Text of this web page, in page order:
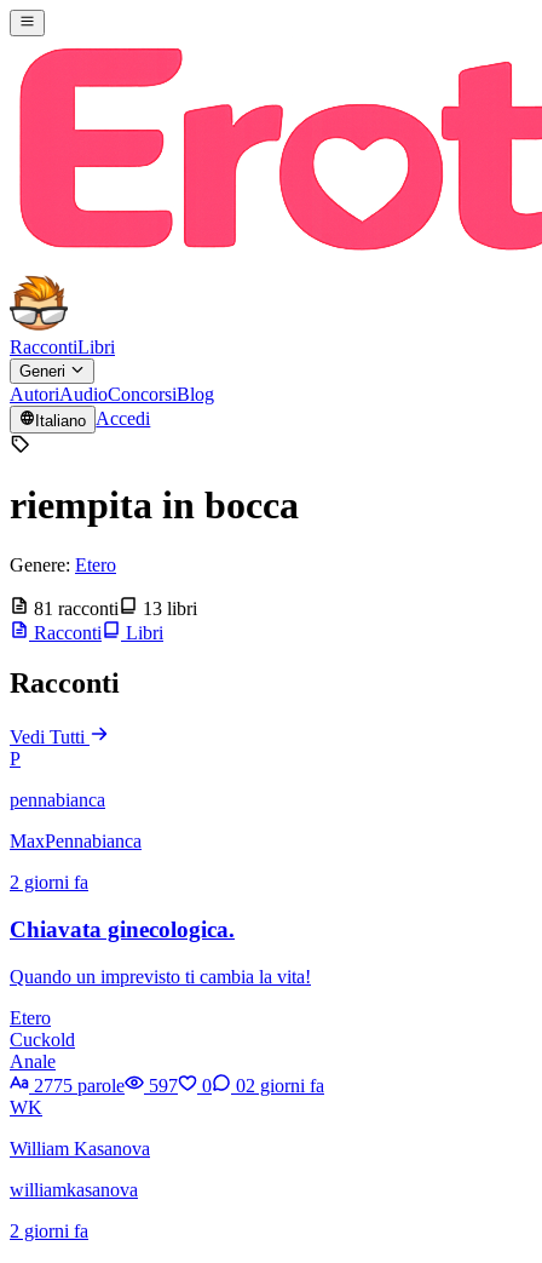
RaccontiLibri
Generi
AutoriAudioConcorsiBlog
Italiano Accedi
riempita in bocca
Genere: Etero
81 racconti
13 libri
Racconti
Libri
Racconti
Vedi Tutti
P
pennabianca
MaxPennabianca
2 giorni fa
Chiavata ginecologica.
Quando un imprevisto ti cambia la vita!
Etero
Cuckold
Anale
2775 parole
597 0 02 giorni fa
WK
William Kasanova
williamkasanova
2 giorni fa